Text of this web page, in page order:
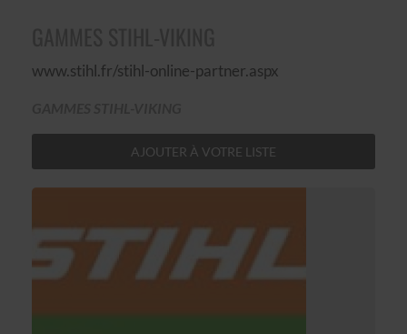
www.stihl.fr/stihl-online-partner.aspx
AJOUTER À VOTRE LISTE